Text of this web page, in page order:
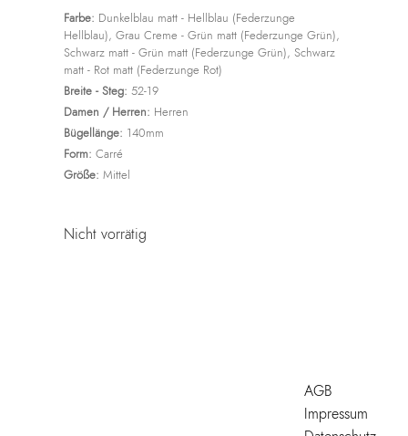
Farbe: Dunkelblau matt - Hellblau (Federzunge
Hellblau), Grau Creme - Grün matt (Federzunge Grün),
Schwarz matt - Grün matt (Federzunge Grün), Schwarz
matt - Rot matt (Federzunge Rot)
Breite - Steg: 52-19
Damen / Herren: Herren
Bügellänge: 140mm
Form: Carré
Größe: Mittel
Nicht vorrätig
AGB
Impressum